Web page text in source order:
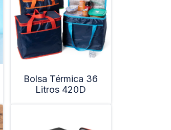
Bolsa Térmica 36
Litros 420D